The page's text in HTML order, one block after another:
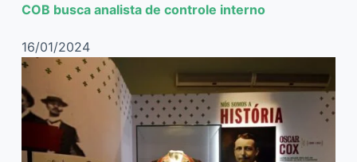
COB busca analista de controle interno
16/01/2024